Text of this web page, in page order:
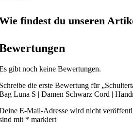
findest du unseren
gibt noch keine Bewertungen.
die erste Bewertung für
Luna S | Damen Schwarz Cord |
E-Mail-Adresse wird nicht
mit * markiert